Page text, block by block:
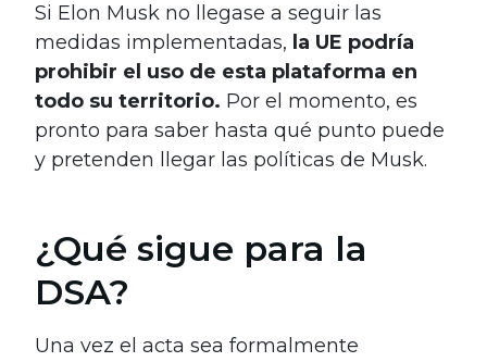
Si Elon Musk no llegase a seguir las
medidas implementadas, la UE podría
prohibir el uso de esta plataforma en
todo su territorio. Por el momento, es
pronto para saber hasta qué punto puede
y pretenden llegar las políticas de Musk.
¿Qué sigue para la
DSA?
Una vez el acta sea formalmente